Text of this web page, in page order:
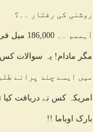
روشنی کی رفتار ۔۔؟
آہممم ۔۔ 186,000 میل فی سیکنڈ
مگر مادام! یہ سوالات کس
میں ایسے چند پرانے
امریکہ کس نے دریافت کیا
بارک اوباما !!